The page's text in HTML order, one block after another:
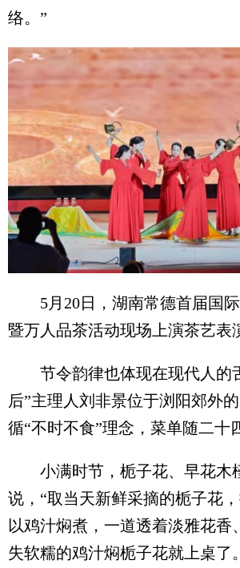
络。”
5月20日，湖南常德首届国际
暨万人品茶活动现场上演茶艺
节令韵律也体现在现代人的
后”主理人刘非景位于浏阳郊外
循“不时不食”理念，菜单随二十
小满时节，栀子花、早花木
说，“取当天新鲜采摘的栀子花
以鸡汁焖煮，一道透着淡雅花香
失软糯的鸡汁焖栀子花就上桌了